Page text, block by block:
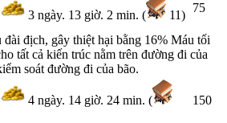
3 ngày. 13 giờ. 2 min. ( 11)
75
địch, gây thiệt hại bằng 16% Máu tối
tất cả kiến trúc nằm trên đường đi của
soát đường đi của bão.
4 ngày. 14 giờ. 24 min. (
150